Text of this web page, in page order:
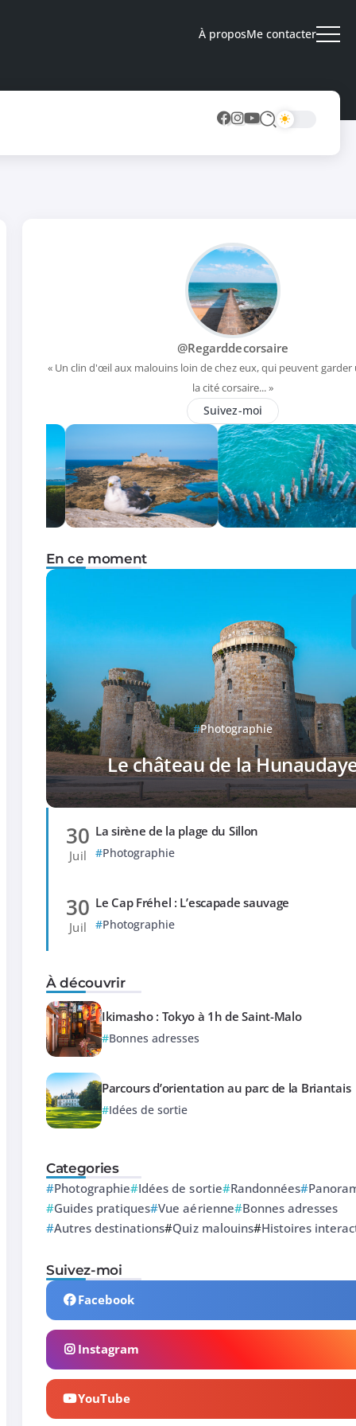
À proposMe contacter
@Regarddecorsaire
« Un clin d'œil aux malouins loin de chez eux, qui peuvent garder
la cité corsaire... »
Suivez-moi
En ce moment
Photographie
Le château de la
30
Juil
La sirène de la plage du Sillon
Photographie
30
Juil
Le Cap Fréhel : L’escapade sauvage
Photographie
À découvrir
Ikimasho : Tokyo à 1h de Saint-Malo
Bonnes adresses
Parcours d’orientation au parc de la Briantais
Idées de sortie
Categories
Photographie Idées de sortie Randonnées
Guides pratiques Vue aérienne Bonnes adresses
Autres destinations Quiz malouins Histoires
Suivez-moi
Facebook
Instagram
YouTube